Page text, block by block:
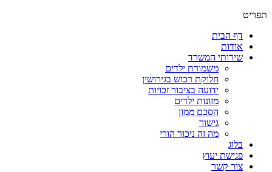
תפריט
דף הבית
אודות
שירותי המשרד
משמורת ילדים
חלוקת רכוש בגירושין
ידועה בציבור זכויות
מזונות ילדים
הסכם ממון
גישור
מה זה ניכור הורי
בלוג
פגישת יעוץ
צור קשר